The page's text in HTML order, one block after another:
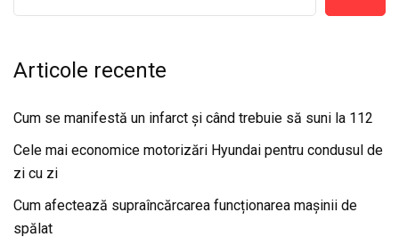
Articole recente
Cum se manifestă un infarct și când trebuie să suni la 112
Cele mai economice motorizări Hyundai pentru condusul de
zi cu zi
Cum afectează supraîncărcarea funcționarea mașinii de
spălat